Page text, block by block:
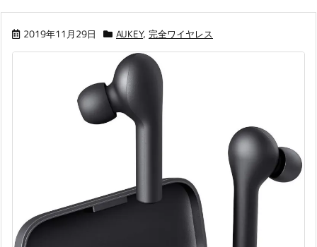
2019年11月29日 AUKEY, 完全ワイヤレス